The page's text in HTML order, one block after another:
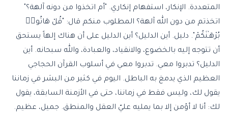
المتعددة. الإنكار، استفهام إنكاري. "أم اتخذوا من دونه آلهة؟"
اتخذتم من دون الله آلهة؟ المطلوب منكم قال: "قُلْ هَاتُوا۟
بُرْهَـٰنَكُمْ". دليل. أين الدليل؟ أين الدليل على أن هناك إلهاً يستحق
أن تتوجه إليه بالخضوع، والانقياد، والعبادة، والله سبحانه. أين
الدليل؟ تدبروا معي. تدبروا معي في أسلوب القرآن الحجاجي
العظيم الذي يدمغ به الباطل. اليوم في كثير من البشر في زماننا
يقول لك، وليس فقط في زماننا، حتى في الأزمنة السابقة، يقول
لك: أنا لا أؤمن إلا بما يمليه عليّ العقل والمنطق. جميل، عظيم.